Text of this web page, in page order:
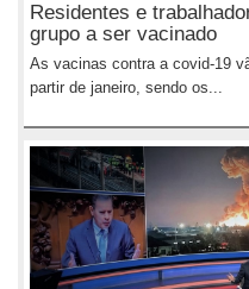
Residentes e
grupo a ser vacinado
As vacinas contra a covid-19
partir de janeiro, sendo os...